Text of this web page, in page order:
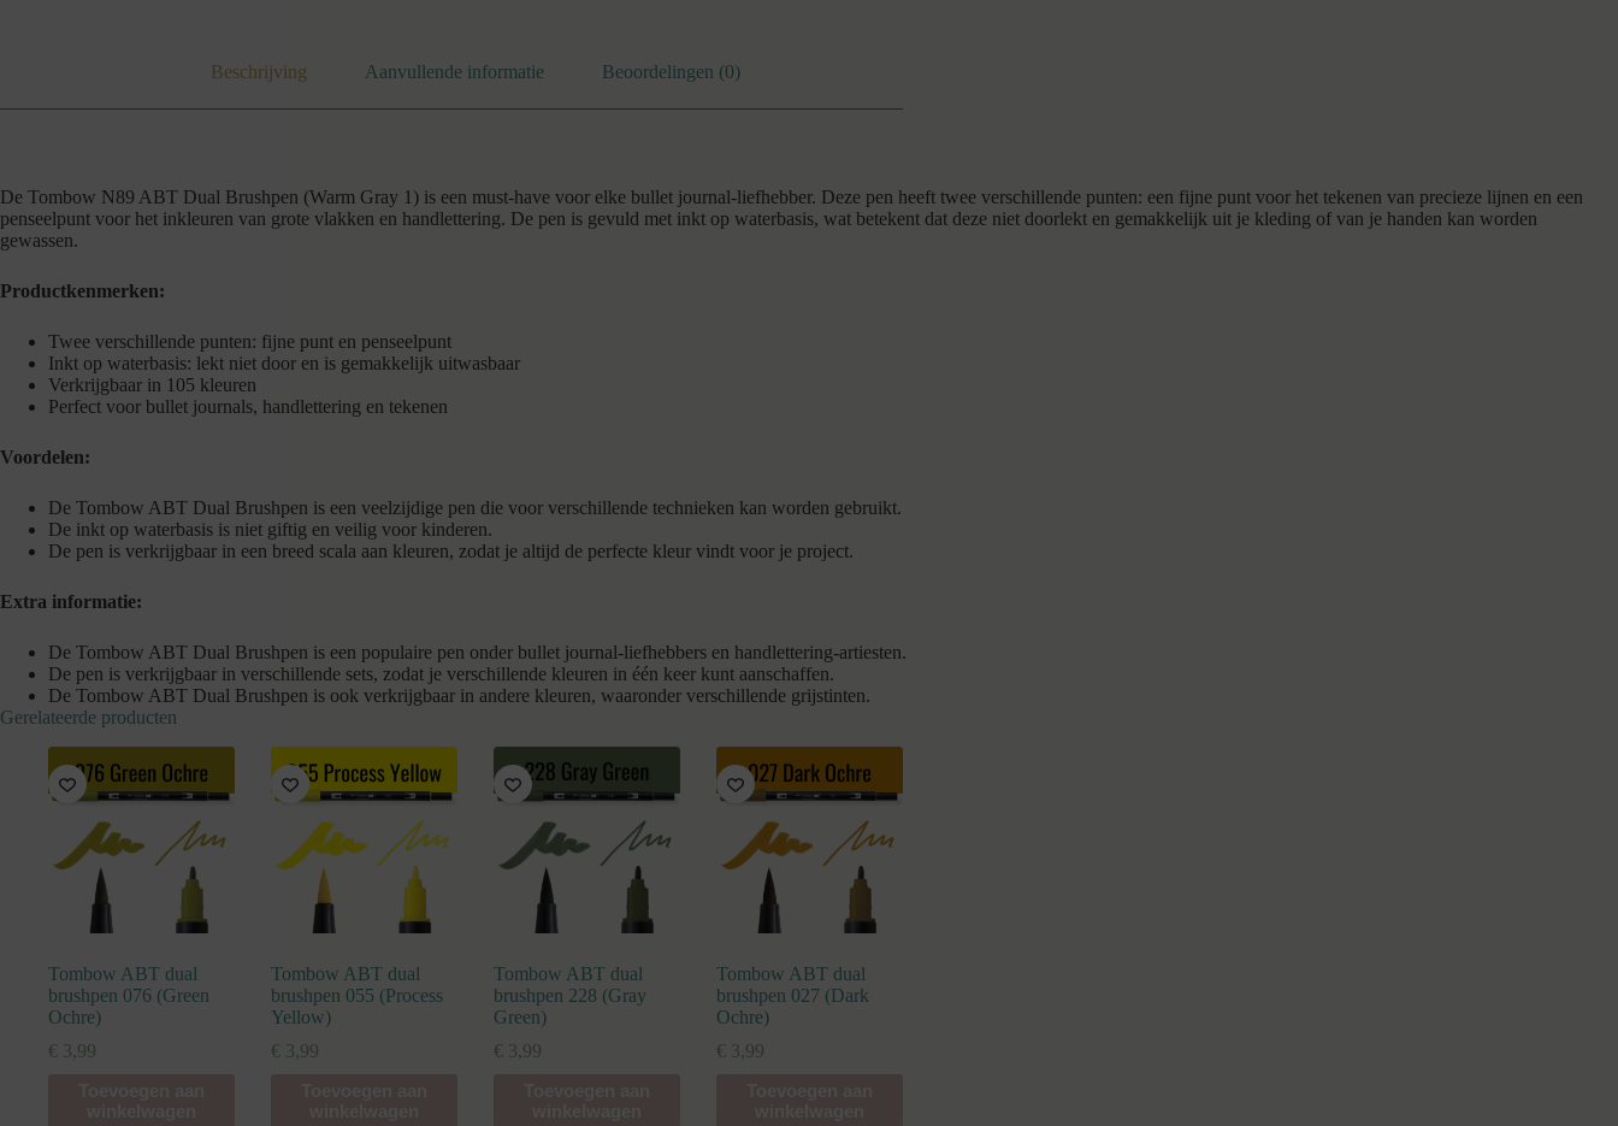
Beschrijving Aanvullende informatie Beoordelingen (0)
De Tombow N89 ABT Dual Brushpen (Warm Gray 1) is een must-have voor elke bullet journal-liefhebber. Deze pen heeft twee verschillende punten: een fijne punt voor het tekenen van precieze lijnen en een
penseelpunt voor het inkleuren van grote vlakken en handlettering. De pen is gevuld met inkt op waterbasis, wat betekent dat deze niet doorlekt en gemakkelijk uit je kleding of van je handen kan worden
gewassen.
Productkenmerken:
Twee verschillende punten: fijne punt en penseelpunt
Inkt op waterbasis: lekt niet door en is gemakkelijk uitwasbaar
Verkrijgbaar in 105 kleuren
Perfect voor bullet journals, handlettering en tekenen
Voordelen:
De Tombow ABT Dual Brushpen is een veelzijdige pen die voor verschillende technieken kan worden gebruikt.
De inkt op waterbasis is niet giftig en veilig voor kinderen.
De pen is verkrijgbaar in een breed scala aan kleuren, zodat je altijd de perfecte kleur vindt voor je project.
Extra informatie:
De Tombow ABT Dual Brushpen is een populaire pen onder bullet journal-liefhebbers en handlettering-artiesten.
De pen is verkrijgbaar in verschillende sets, zodat je verschillende kleuren in één keer kunt aanschaffen.
De Tombow ABT Dual Brushpen is ook verkrijgbaar in andere kleuren, waaronder verschillende grijstinten.
Gerelateerde producten
Tombow ABT dual
brushpen 076 (Green
Ochre)
€ 3,99
Tombow ABT dual
brushpen 055 (Process
Yellow)
€ 3,99
Tombow ABT dual
brushpen 228 (Gray
Green)
€ 3,99
Tombow ABT dual
brushpen 027 (Dark
Ochre)
€ 3,99